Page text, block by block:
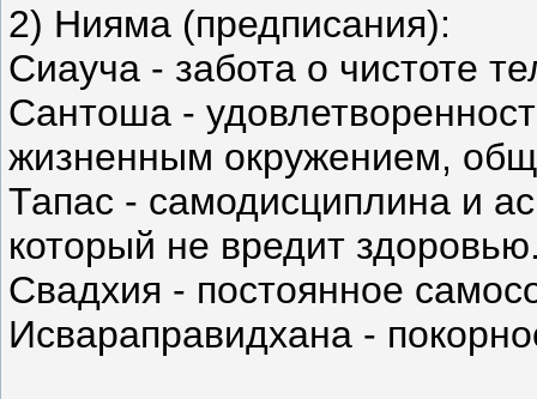
2) Нияма (предписания):
Сиауча - забота о чистоте
Сантоша -
жизненным окружением,
Тапас - самодисциплина и
который не вредит
Свадхия - постоянное
Исвараправидхана -